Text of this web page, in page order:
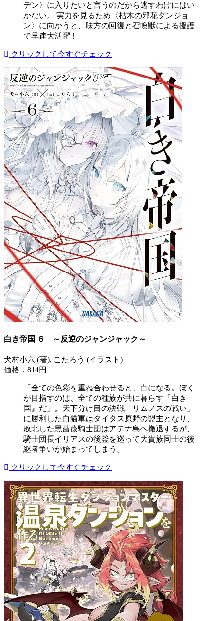
デン〉に入りたいと言うのだから逃すわけにはい
かない。 実力を見るため〈枯木の邪花ダンジョ
ン〉に向かうと、味方の回復と召喚獣による援護
で早速大活躍！
クリックして今すぐチェック
白き帝国 ６ ～反逆のジャンジャック～
犬村小六 (著), こたろう (イラスト)
価格：814円
「全ての色彩を重ね合わせると、白になる。ぼく
が目指すのは、全ての種族が共に暮らす『白き
国』だ」。天下分け目の決戦「リムノスの戦い」
に勝利した白猫軍はタイタス原野の盟主となり、
敗北した黒薔薇騎士団はアテナ島へ撤退するが、
騎士団長イリアスの後釜を巡って大貴族同士の後
継者争いが始まってしまう。
クリックして今すぐチェック